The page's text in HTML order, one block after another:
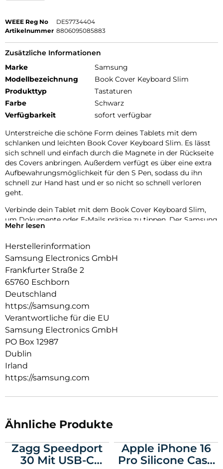
WEEE Reg No
DE57734404
Artikelnummer 8806095085883
Zusätzliche Informationen
Marke
Samsung
Modellbezeichnung
Book Cover Keyboard Slim
Produkttyp
Tastaturen
Farbe
Schwarz
Verfügbarkeit
sofort verfügbar
Unterstreiche die schöne Form deines Tablets mit dem
schlanken und leichten Book Cover Keyboard Slim. Es lässt
sich schnell und einfach durch die Magnete in der Rückseite
des Covers anbringen. Außerdem verfügt es über eine extra
Aufbewahrungsmöglichkeit für den S Pen, sodass du ihn
schnell zur Hand hast und er so nicht so schnell verloren
geht.
Verbinde dein Tablet mit dem Book Cover Keyboard Slim,
um Dokumente oder E-Mails präzise zu tippen. Der Samsung
DeX-Modus sorgt dabei für ein PC-ähnliches Erlebnis auf
Mit Wireless Keyboard Sharing kannst du dich ganz einfach
mit deinen anderen Galaxy Geräten verbinden und
mühelos zwischen den Geräten und steuere dein
Smartphone wie dein Tablet.
Mehr lesen
Herstellerinformation
Samsung Electronics GmbH
Frankfurter Straße 2
65760 Eschborn
Deutschland
https://samsung.com
Verantwortliche für die EU
Samsung Electronics GmbH
PO Box 12987
Dublin
Irland
https://samsung.com
Ähnliche Produkte
Zagg Speedport
30 Mit USB-C
Apple iPhone 16
Pro Silicone Case